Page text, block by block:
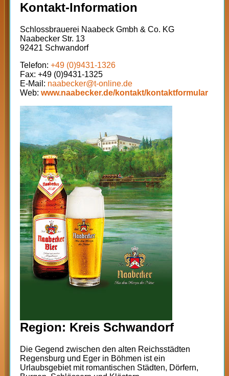
Kontakt-Information
Schlossbrauerei Naabeck Gmbh & Co. KG
Naabecker Str. 13
92421 Schwandorf
Telefon:+49 (0)9431-1326
Fax: +49 (0)9431-1325
E-Mail: naabecker@t-online.de
Web:www.naabecker.de/kontakt/kontaktformular
Region: Kreis Schwandorf
Die Gegend zwischen den alten Reichsstädten
Regensburg und Eger in Böhmen ist ein
Urlaubsgebiet mit romantischen Städten, Dörfern,